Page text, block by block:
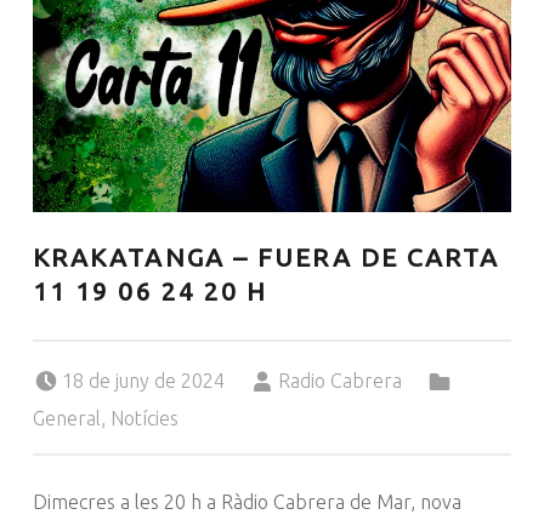
KRAKATANGA – FUERA DE CARTA
11 19 06 24 20 H
18 de juny de 2024
Radio Cabrera
General , Notícies
Dimecres a les 20 h a Ràdio Cabrera de Mar, nova